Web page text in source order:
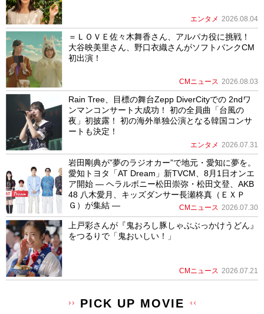
エンタメ 2026.08.04
＝ＬＯＶＥ佐々木舞香さん、アルパカ役に挑戦！
大谷映美里さん、野口衣織さんがソフトバンクCM
初出演！
CMニュース 2026.08.03
Rain Tree、目標の舞台Zepp DiverCityでの 2ndワ
ンマンコンサート大成功！ 初の全員曲「台風の
夜」初披露！ 初の海外単独公演となる韓国コンサ
ートも決定！
エンタメ 2026.07.31
岩田剛典が”夢のラジオカー”で地元・愛知に夢を。
愛知トヨタ「AT Dream」新TVCM、8月1日オンエ
ア開始 ― ヘラルボニー松田崇弥・松田文登、AKB
48 八木愛月、キッズダンサー長瀬柊真（ＥＸＰ
Ｇ）が集結 ―
CMニュース 2026.07.30
上戸彩さんが『鬼おろし豚しゃぶぶっかけうどん』
をつるりで「鬼おいしい！」
CMニュース 2026.07.21
PICK UP MOVIE